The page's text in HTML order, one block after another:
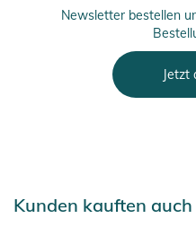
Newsletter bestellen
Jetzt
Kunden kauften auch